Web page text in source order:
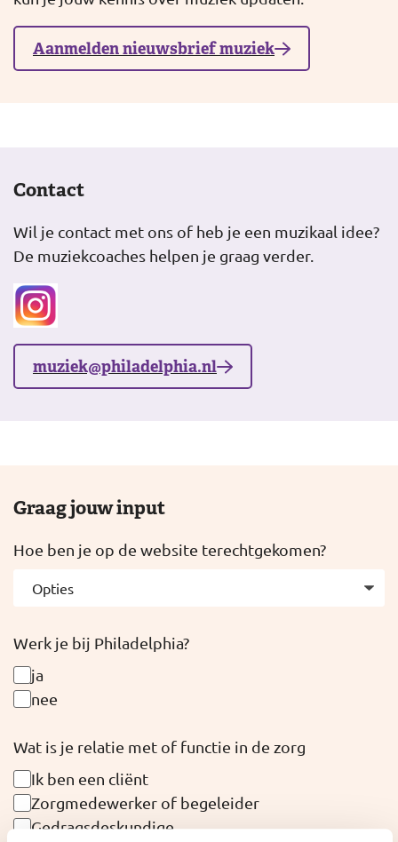
Aanmelden nieuwsbrief muziek
Contact
Wil je contact met ons of heb je een muzikaal idee?
De muziekcoaches helpen je graag verder.
muziek@philadelphia.nl
Graag jouw input
Leave
field
Hoe ben je op de website terechtgekomen?
Werk je bij Philadelphia?
ja
nee
Wat is je relatie met of functie in de zorg
Ik ben een cliënt
Zorgmedewerker of begeleider
Gedragsdeskundige